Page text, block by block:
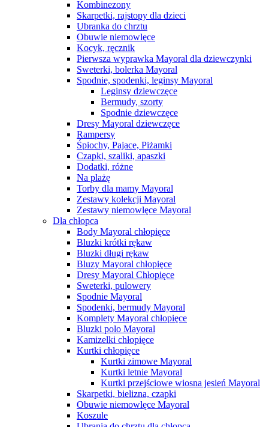
Kombinezony
Skarpetki, rajstopy dla dzieci
Ubranka do chrztu
Obuwie niemowlęce
Kocyk, ręcznik
Pierwsza wyprawka Mayoral dla dziewczynki
Sweterki, bolerka Mayoral
Spodnie, spodenki, leginsy Mayoral
Leginsy dziewczęce
Bermudy, szorty
Spodnie dziewczęce
Dresy Mayoral dziewczęce
Rampersy
Śpiochy, Pajace, Piżamki
Czapki, szaliki, apaszki
Dodatki, różne
Na plażę
Torby dla mamy Mayoral
Zestawy kolekcji Mayoral
Zestawy niemowlęce Mayoral
Dla chłopca
Body Mayoral chłopięce
Bluzki krótki rękaw
Bluzki długi rękaw
Bluzy Mayoral chłopięce
Dresy Mayoral Chłopięce
Sweterki, pulowery
Spodnie Mayoral
Spodenki, bermudy Mayoral
Komplety Mayoral chłopięce
Bluzki polo Mayoral
Kamizelki chłopięce
Kurtki chłopięce
Kurtki zimowe Mayoral
Kurtki letnie Mayoral
Kurtki przejściowe wiosna jesień Mayoral
Skarpetki, bielizna, czapki
Obuwie niemowlęce Mayoral
Koszule